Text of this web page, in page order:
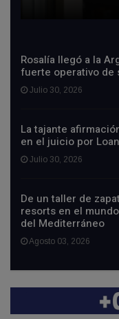
Rosalía llegó a la
fuerte operativo de
Julio 30, 2026
La tajante
en el juicio por
Julio 30, 2026
De un taller de
resorts en el
del Mediterráneo
Agosto 03, 2026